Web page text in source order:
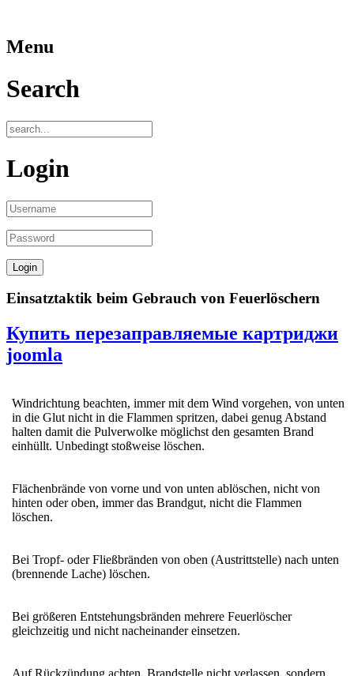
Menu
Search
Login
Einsatztaktik beim Gebrauch von Feuerlöschern
Купить перезаправляемые картриджи
joomla
Windrichtung beachten, immer mit dem Wind vorgehen, von unten
in die Glut nicht in die Flammen spritzen, dabei genug Abstand
halten damit die Pulverwolke möglichst den gesamten Brand
einhüllt. Unbedingt stoßweise löschen.
Flächenbrände von vorne und von unten ablöschen, nicht von
hinten oder oben, immer das Brandgut, nicht die Flammen
löschen.
Bei Tropf- oder Fließbränden von oben (Austrittstelle) nach unten
(brennende Lache) löschen.
Bei größeren Entstehungsbränden mehrere Feuerlöscher
gleichzeitig und nicht nacheinander einsetzen.